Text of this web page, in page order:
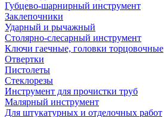
Губцево-шарнирный инструмент
Заклепочники
Ударный и рычажный
Столярно-слесарный инструмент
Ключи гаечные, головки торцовочные
Отвертки
Пистолеты
Стеклорезы
Инструмент для прочистки труб
Малярный инструмент
Для штукатурных и отделочных работ